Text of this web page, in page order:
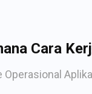
Cara
Operasional